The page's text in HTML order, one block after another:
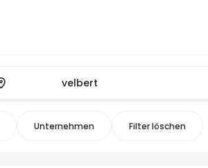
Unternehmen Filter löschen